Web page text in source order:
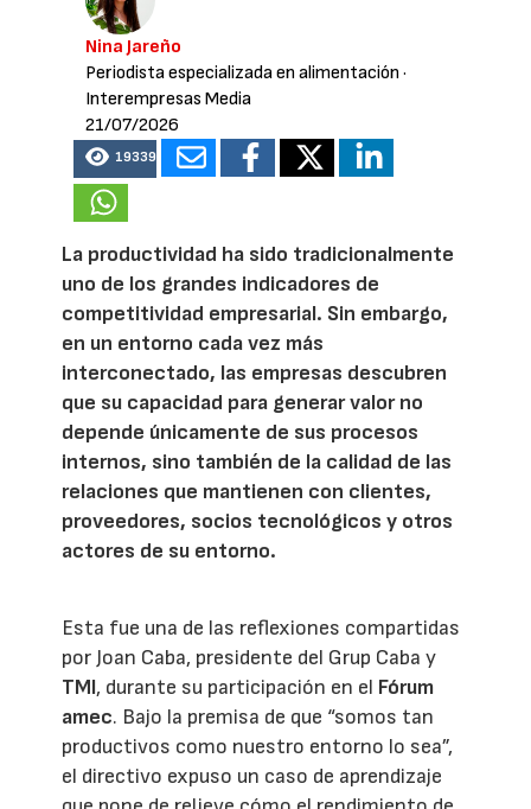
Nina Jareño
Periodista especializada en alimentación ·
Interempresas Media
21/07/2026
19339
La productividad ha sido tradicionalmente
uno de los grandes indicadores de
competitividad empresarial. Sin embargo,
en un entorno cada vez más
interconectado, las empresas descubren
que su capacidad para generar valor no
depende únicamente de sus procesos
internos, sino también de la calidad de las
relaciones que mantienen con clientes,
proveedores, socios tecnológicos y otros
actores de su entorno.
Esta fue una de las reflexiones compartidas
por Joan Caba, presidente del Grup Caba y
TMI, durante su participación en el Fórum
amec. Bajo la premisa de que “somos tan
productivos como nuestro entorno lo sea”,
el directivo expuso un caso de aprendizaje